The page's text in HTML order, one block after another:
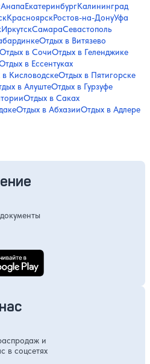
АнапаЕкатеринбургКалининград
КрасноярскРостов-на-ДонуУфа
ИркутскСамараСевастополь
Отдых в Витязево
Отдых в СочиОтдых в Геленджике
в Ессентуках
КисловодскеОтдых в Пятигорске
в АлуштеОтдых в Гурзуфе
Отдых в Саках
Отдых в АбхазииОтдых в Адлере
и
в соцсетях